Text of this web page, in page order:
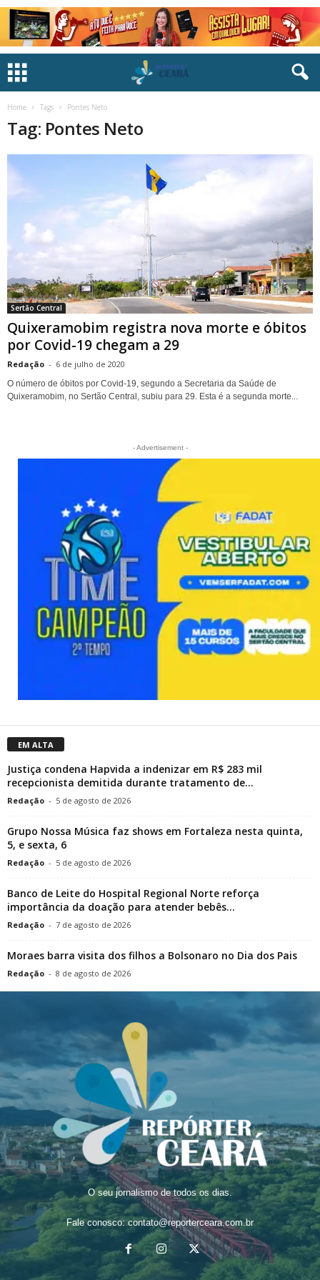
Home Tags Pontes Neto
Tag: Pontes Neto
Sertão Central
Quixeramobim registra nova morte e óbitos
por Covid-19 chegam a 29
Redação - 6 de julho de 2020
O número de óbitos por Covid-19, segundo a Secretaria da Saúde de
Quixeramobim, no Sertão Central, subiu para 29. Esta é a segunda morte...
- Advertisement -
EM ALTA
Justiça condena Hapvida a indenizar em R$ 283 mil
recepcionista demitida durante tratamento de...
Redação - 5 de agosto de 2026
Grupo Nossa Música faz shows em Fortaleza nesta quinta,
5, e sexta, 6
Redação - 5 de agosto de 2026
Banco de Leite do Hospital Regional Norte reforça
importância da doação para atender bebês...
Redação - 7 de agosto de 2026
Moraes barra visita dos filhos a Bolsonaro no Dia dos Pais
Redação - 8 de agosto de 2026
O seu jornalismo de todos os dias.
Fale conosco:contato@reporterceara.com.br